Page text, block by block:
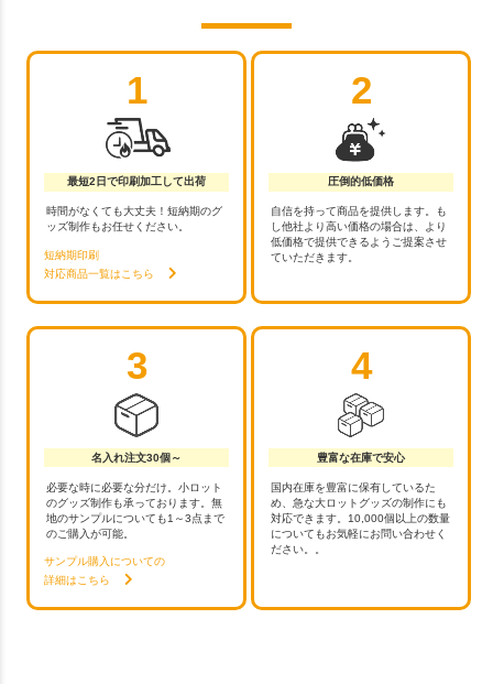
1
最短2日で印刷加工して出荷
時間がなくても大丈夫！短納期のグ
ッズ制作もお任せください。
短納期印刷
対応商品一覧はこちら
2
圧倒的低価格
自信を持って商品を提供します。も
し他社より高い価格の場合は、より
低価格で提供できるようご提案させ
ていただきます。
3
名入れ注文30個～
必要な時に必要な分だけ。小ロット
のグッズ制作も承っております。無
地のサンプルについても1～3点まで
のご購入が可能。
サンプル購入についての
詳細はこちら
4
豊富な在庫で安心
国内在庫を豊富に保有しているた
め、急な大ロットグッズの制作にも
対応できます。10,000個以上の数量
についてもお気軽にお問い合わせく
ださい。。